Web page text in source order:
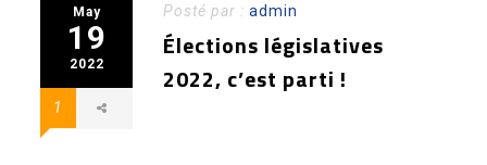
May
19
2022
1
Posté par :admin
Élections législatives
2022, c’est parti !